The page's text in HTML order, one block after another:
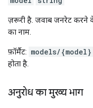
ज़रूरी है. जवाब जनरेट करने
का नाम.
फ़ॉर्मैट: models/{model}
होता है.
अनुरोध का मुख्य भाग